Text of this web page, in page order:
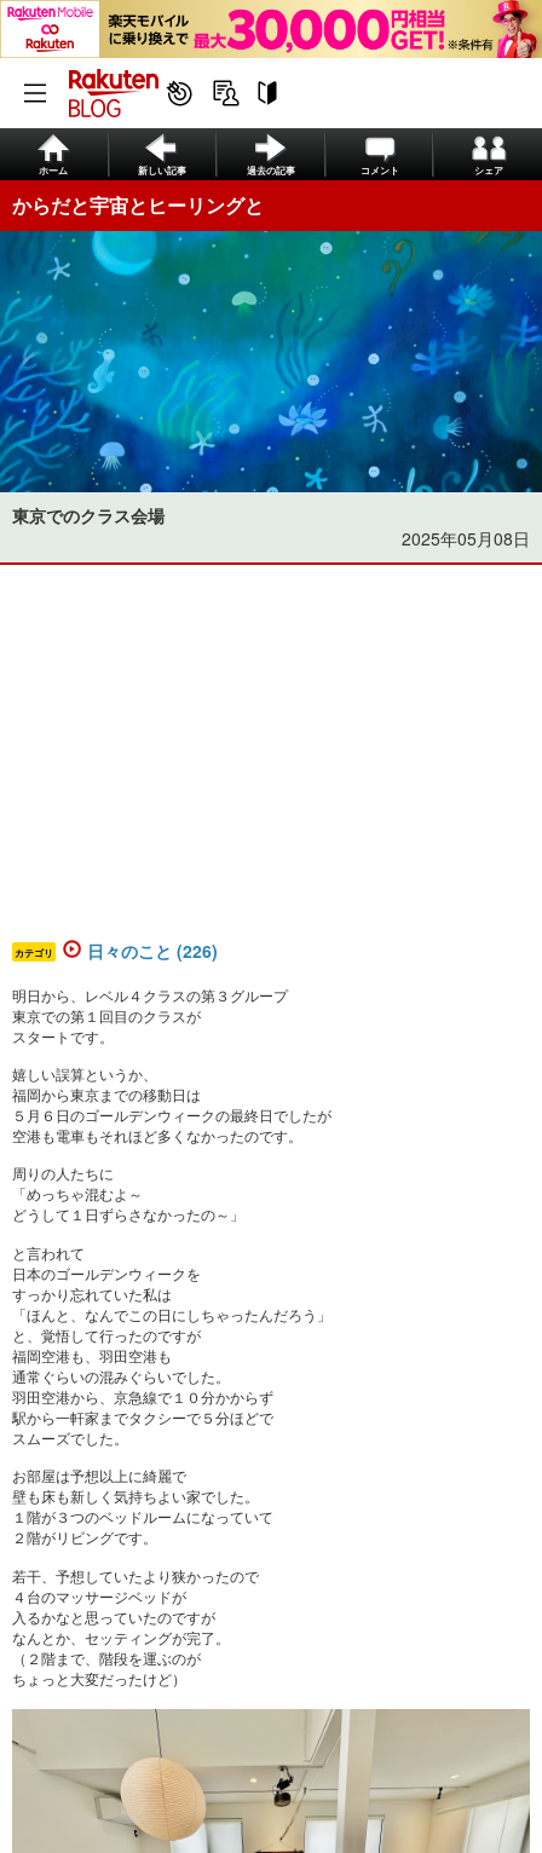
ホーム 新しい記事 過去の記事 コメント シェア
からだと宇宙とヒーリングと
東京でのクラス会場
2025年05月08日
カテゴリ 日々のこと (226)
明日から、レベル４クラスの第３グループ
東京での第１回目のクラスが
スタートです。
嬉しい誤算というか、
福岡から東京までの移動日は
５月６日のゴールデンウィークの最終日でしたが
空港も電車もそれほど多くなかったのです。
周りの人たちに
「めっちゃ混むよ～
どうして１日ずらさなかったの～」
と言われて
日本のゴールデンウィークを
すっかり忘れていた私は
「ほんと、 なんでこの日にしちゃったんだろう」
と、覚悟して行ったのですが
福岡空港も、羽田空港も
通常ぐらいの混みぐらいでした。
羽田空港から、京急線で１０分かからず
駅から一軒家までタクシーで５分ほどで
スムーズでした。
お部屋は予想以上に綺麗で
壁も床も新しく気持ちよい家でした。
１階が３つのベッドルームになっていて
２階がリビングです。
若干、予想していたより狭かったので
４台のマッサージベッドが
入るかなと思っていたのですが
なんとか、セッティングが完了。
（２階まで、階段を運ぶのが
ちょっと大変だったけど）